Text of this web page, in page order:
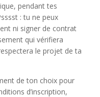
pendant tes
: tu ne peux
ni signer de contrat
qui vérifiera
le projet de ta
de ton choix pour
d’inscription,